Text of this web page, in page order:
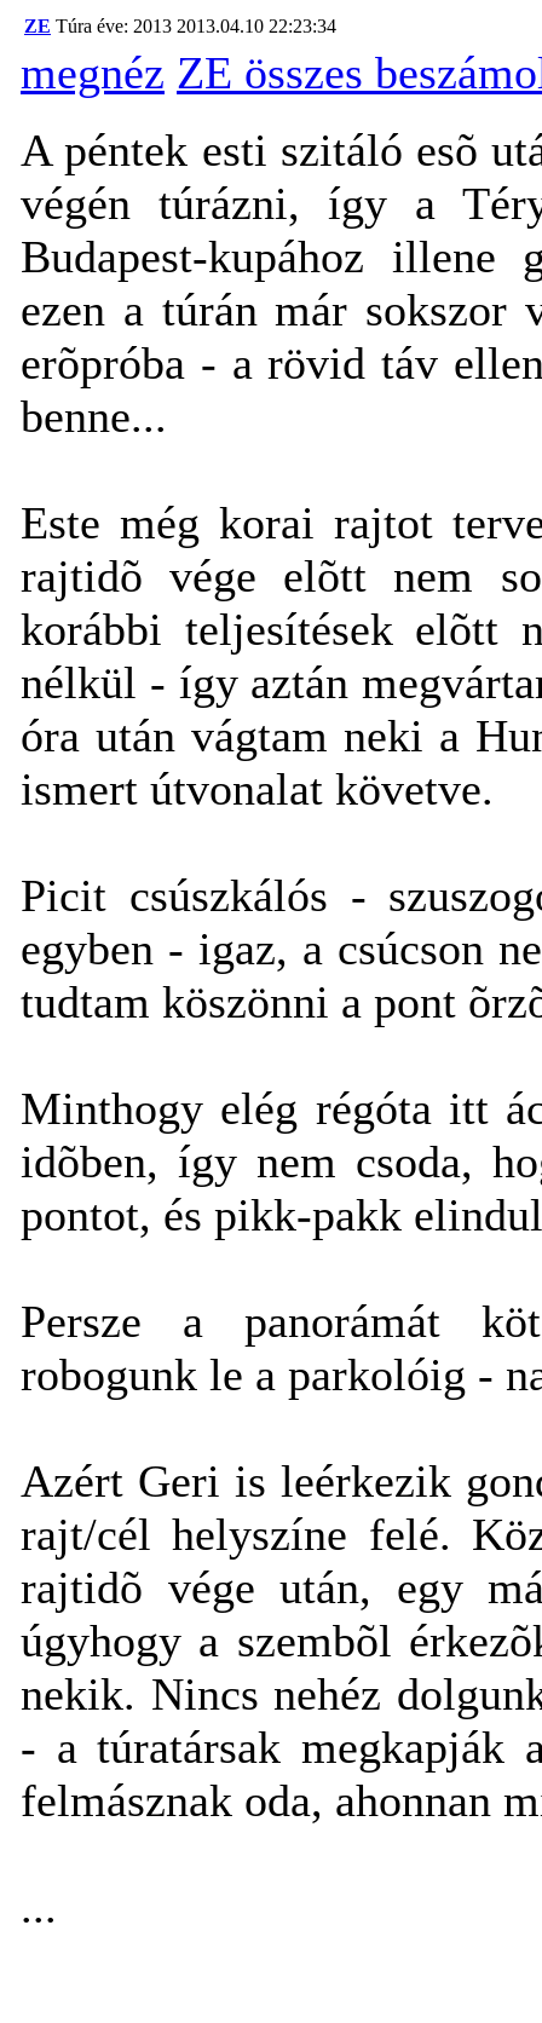
ZE Túra éve: 2013 2013.04.10 22:23:34
megnéz ZE összes
A péntek esti szitáló esõ
végén túrázni, így a
Budapest-kupához
ezen a túrán már sokszor
erõpróba - a rövid táv
benne...
Este még korai rajtot
rajtidõ vége elõtt nem
korábbi teljesítések elõtt
nélkül - így aztán
óra után vágtam neki a
ismert útvonalat követve.
Picit csúszkálós -
egyben - igaz, a csúcson
tudtam köszönni a pont
Minthogy elég régóta itt
idõben, így nem csoda,
pontot, és pikk-pakk
Persze a panorámát
robogunk le a parkolóig -
Azért Geri is leérkezik
rajt/cél helyszíne felé.
rajtidõ vége után, egy
úgyhogy a szembõl
nekik. Nincs nehéz
- a túratársak megkapják
felmásznak oda, ahonnan
...